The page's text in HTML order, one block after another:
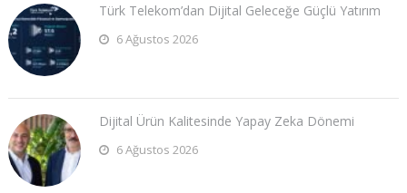
Türk Telekom’dan Dijital Geleceğe Güçlü Yatırım
6 Ağustos 2026
Dijital Ürün Kalitesinde Yapay Zeka Dönemi
6 Ağustos 2026